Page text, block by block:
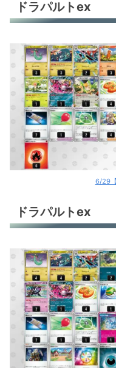
ドラパルトex
6/29
ドラパルトex